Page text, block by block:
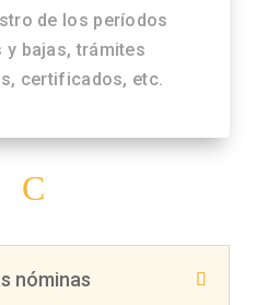
de los períodos
y bajas, trámites
certificados, etc.
C
nóminas